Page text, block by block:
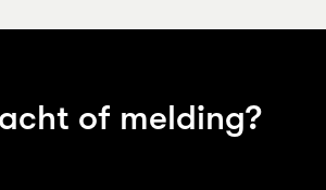
of melding?